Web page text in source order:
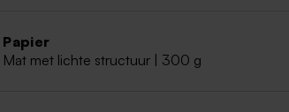
Papier
Mat met lichte structuur | 300 g